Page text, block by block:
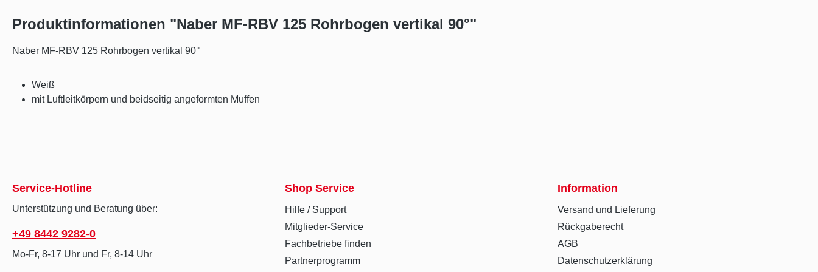
Produktinformationen "Naber MF-RBV 125 Rohrbogen vertikal 90°"
Naber MF-RBV 125 Rohrbogen vertikal 90°
Weiß
mit Luftleitkörpern und beidseitig angeformten Muffen
Service-Hotline
Unterstützung und Beratung über:
+49 8442 9282-0
Mo-Fr, 8-17 Uhr und Fr, 8-14 Uhr
Shop Service
Hilfe / Support
Mitglieder-Service
Fachbetriebe finden
Partnerprogramm
Information
Versand und Lieferung
Rückgaberecht
AGB
Datenschutzerklärung